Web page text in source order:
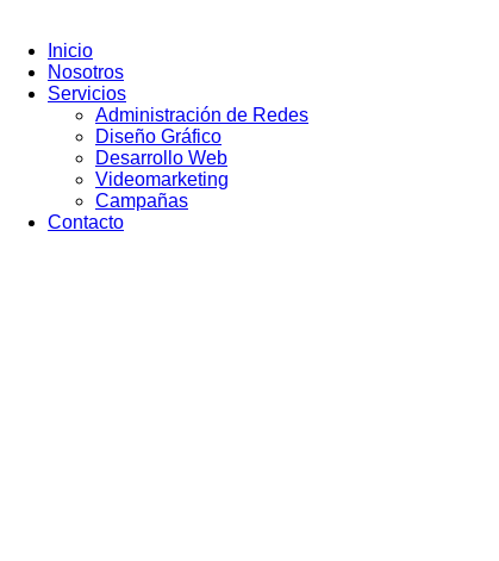
contenido
Inicio
Nosotros
Servicios
Administración de Redes
Diseño Gráfico
Desarrollo Web
Videomarketing
Campañas
Contacto